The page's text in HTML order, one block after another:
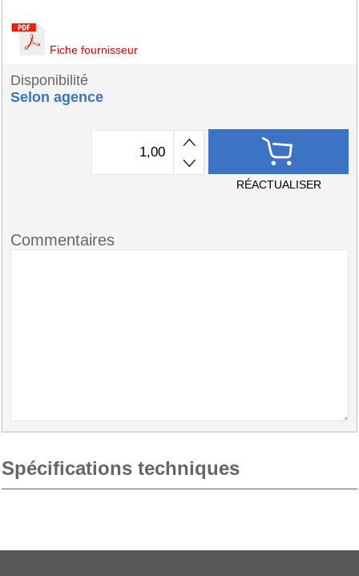
Fiche fournisseur
Disponibilité
Selon agence
RÉACTUALISER
Commentaires
Spécifications techniques